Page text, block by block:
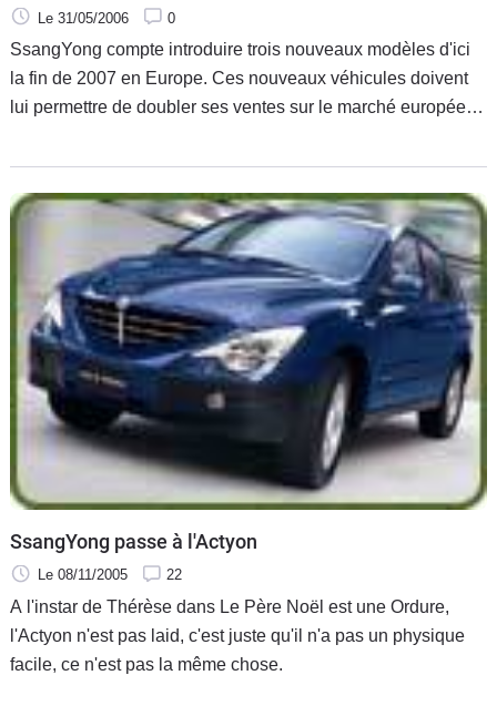
Le 31/05/2006 0
SsangYong compte introduire trois nouveaux modèles d'ici
la fin de 2007 en Europe. Ces nouveaux véhicules doivent
lui permettre de doubler ses ventes sur le marché européen
par le
SsangYong passe à l'Actyon
Le 08/11/2005 22
A l'instar de Thérèse dans Le Père Noël est une Ordure,
l'Actyon n'est pas laid, c'est juste qu'il n'a pas un physique
facile, ce n'est pas la même chose.